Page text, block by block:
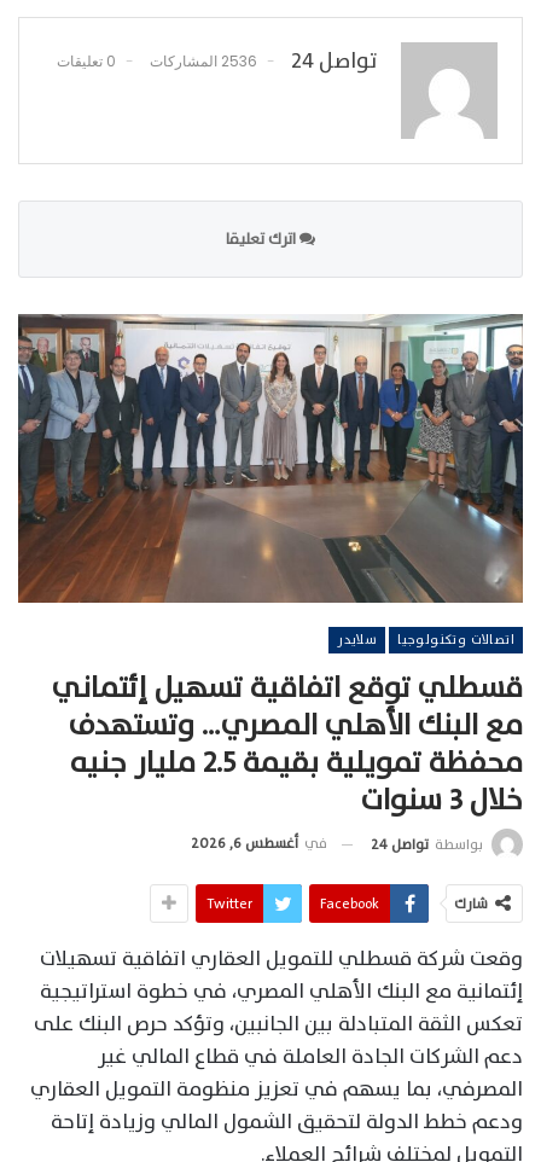
تواصل 24 2536 المشاركات 0 تعليقات
اترك تعليقا
اتصالات وتكنولوجيا سلايدر
قسطلي توقع اتفاقية تسهيل إئتماني
مع البنك الأهلي المصري… وتستهدف
محفظة تمويلية بقيمة 2.5 مليار جنيه
خلال 3 سنوات
بواسطة تواصل 24 في أغسطس 6, 2026
شارك Facebook
Twitter
وقعت شركة قسطلي للتمويل العقاري اتفاقية تسهيلات
إئتمانية مع البنك الأهلي المصري، في خطوة استراتيجية
تعكس الثقة المتبادلة بين الجانبين، وتؤكد حرص البنك على
دعم الشركات الجادة العاملة في قطاع المالي غير
المصرفي، بما يسهم في تعزيز منظومة التمويل العقاري
ودعم خطط الدولة لتحقيق الشمول المالي وزيادة إتاحة
التمويل لمختلف شرائح العملاء.